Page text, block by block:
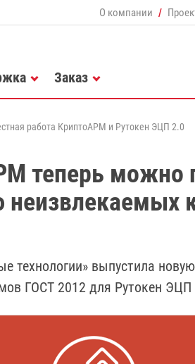
О компании
Заказ
работа КриптоАРМ и Рутокен ЭЦП 2.0
теперь можно
технологии» выпустила
ГОСТ 2012 для Рутокен ЭЦП